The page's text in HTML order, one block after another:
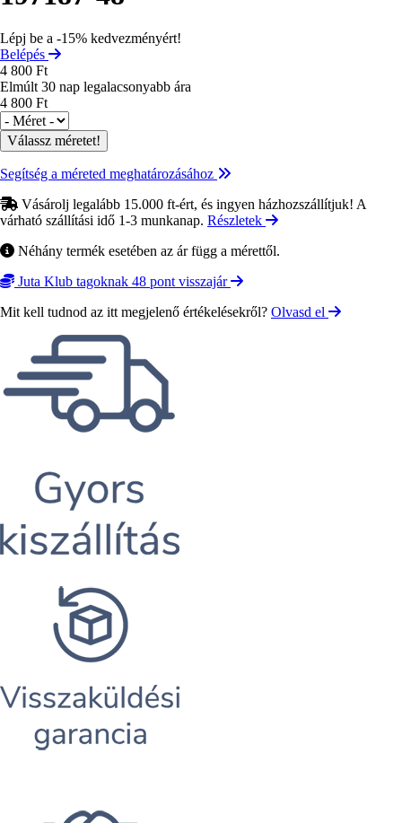
Lépj be a -15% kedvezményért!
Belépés
4 800 Ft
Elmúlt 30 nap legalacsonyabb ára
4 800 Ft
Méret
Segítség a méreted meghatározásához
Vásárolj legalább 15.000 ft-ért, és ingyen házhozszállítjuk! A
várható szállítási idő 1-3 munkanap. Részletek
Néhány termék esetében az ár függ a mérettől.
Juta Klub tagoknak 48 pont visszajár
Mit kell tudnod az itt megjelenő értékelésekről? Olvasd el